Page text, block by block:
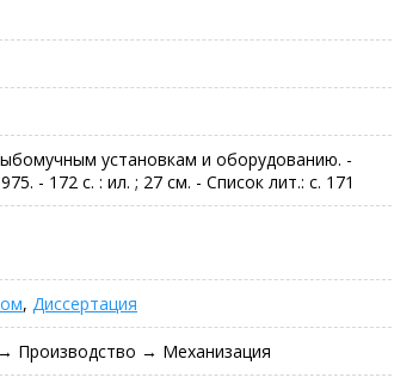
установкам и оборудованию. -
- 172 с. : ил. ; 27 см. - Список лит.: с. 171
, Диссертация
Производство → Механизация